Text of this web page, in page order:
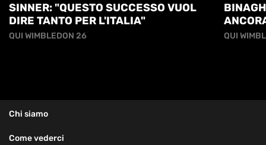
SINNER: "QUESTO SUCCESSO VUOL
DIRE TANTO PER L'ITALIA"
QUI WIMBLEDON 26 QUI
Chi siamo
Come vederci